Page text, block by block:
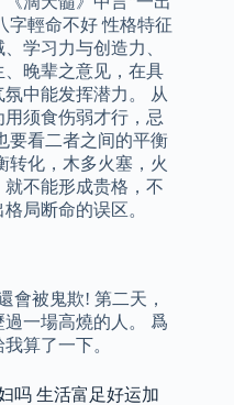
字輕命不好 性格特征
学习力与创造力、
晚辈之意见，在具
中能发挥潜力。 从
须食伤弱才行，忌
要看二者之间的平衡
转化，木多火塞，火
不能形成贵格，不
局断命的误区。
會被鬼欺! 第二天，
一場高燒的人。 爲
算了一下。
吗 生活富足好运加